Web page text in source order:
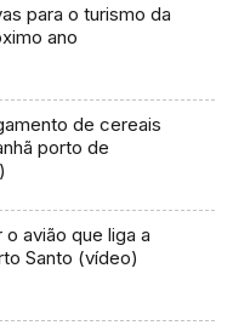
para o turismo da
ano
de cereais
porto de
o avião que liga a
Santo (vídeo)